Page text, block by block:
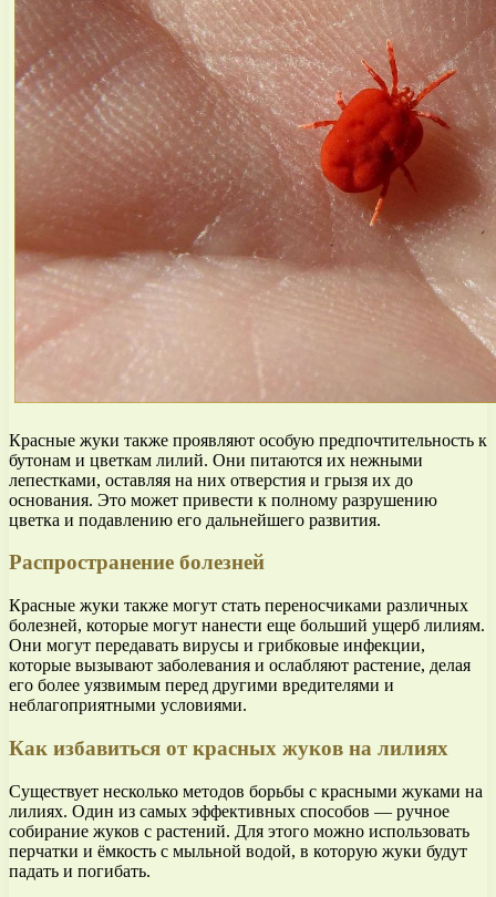
Красные жуки также проявляют особую предпочтительность к
бутонам и цветкам лилий. Они питаются их нежными
лепестками, оставляя на них отверстия и грызя их до
основания. Это может привести к полному разрушению
цветка и подавлению его дальнейшего развития.
Распространение болезней
Красные жуки также могут стать переносчиками различных
болезней, которые могут нанести еще больший ущерб лилиям.
Они могут передавать вирусы и грибковые инфекции,
которые вызывают заболевания и ослабляют растение, делая
его более уязвимым перед другими вредителями и
неблагоприятными условиями.
Как избавиться от красных жуков на лилиях
Существует несколько методов борьбы с красными жуками на
лилиях. Один из самых эффективных способов — ручное
собирание жуков с растений. Для этого можно использовать
перчатки и ёмкость с мыльной водой, в которую жуки будут
падать и погибать.